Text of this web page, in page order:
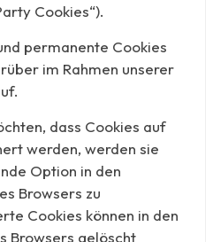
Cookies“).
permanente Cookies
im Rahmen unserer
dass Cookies auf
werden, werden sie
Option in den
Browsers zu
Cookies können in den
Browsers gelöscht